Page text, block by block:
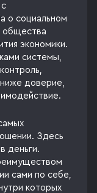
о социальном
общества
экономики.
системы,
доверие,
Здесь
деньги.
сами по себе,
которых